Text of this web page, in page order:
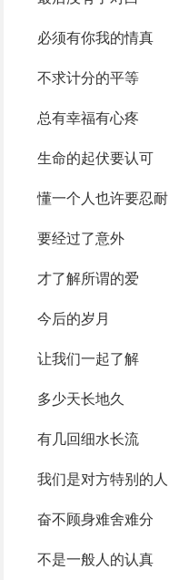
必须有你我的情真
不求计分的平等
总有幸福有心疼
生命的起伏要认可
懂一个人也许要忍耐
要经过了意外
才了解所谓的爱
今后的岁月
让我们一起了解
多少天长地久
有几回细水长流
我们是对方特别的人
奋不顾身难舍难分
不是一般人的认真